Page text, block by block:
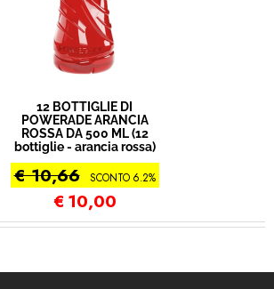
12 BOTTIGLIE DI
POWERADE ARANCIA
ROSSA DA 500 ML (12
bottiglie - arancia rossa)
€ 10,66 SCONTO 6.2%
€ 10,00